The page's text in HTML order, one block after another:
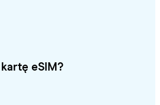
eSIM?